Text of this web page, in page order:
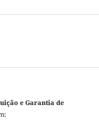
e Garantia de